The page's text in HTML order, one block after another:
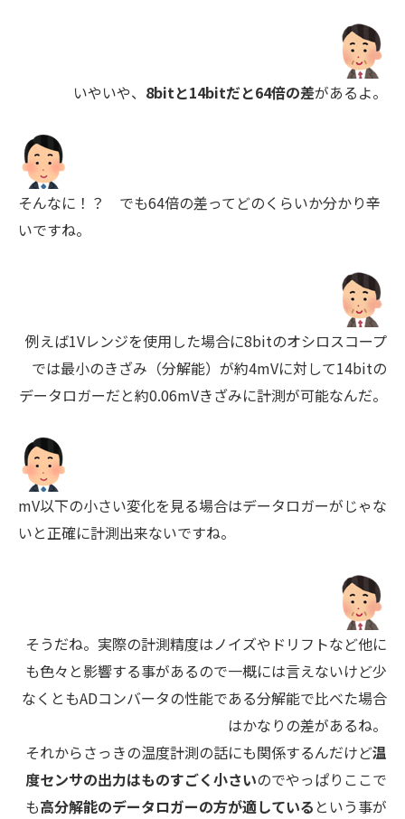
いやいや、 8bitと14bitだと64倍の差があるよ。
そんなに！？ でも64倍の差ってどのくらいか分かり辛
いですね。
例えば1Vレンジを使用した場合に8bitのオシロスコープ
では最小のきざみ（分解能）が約4mVに対して14bitの
データロガーだと約0.06mVきざみに計測が可能なんだ。
mV以下の小さい変化を見る場合はデータロガーがじゃな
いと正確に計測出来ないですね。
そうだね。実際の計測精度はノイズやドリフトなど他に
も色々と影響する事があるので一概には言えないけど少
なくともADコンバータの性能である分解能で比べた場合
はかなりの差があるね。
それからさっきの温度計測の話にも関係するんだけど温
度センサの出力はものすごく小さいのでやっぱりここで
も高分解能のデータロガーの方が適している という事が